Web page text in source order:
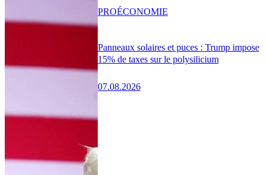
Panneaux solaires et puces : Trump impose
15% de taxes sur le polysilicium
07.08.2026
PROÉCONOMIE